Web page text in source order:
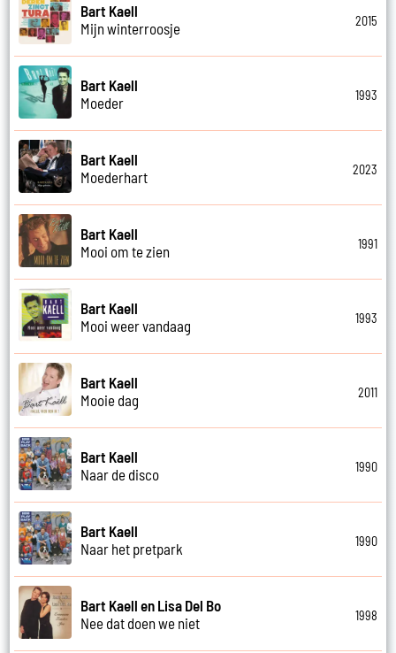
Bart Kaell
Mijn winterroosje
2015
Bart Kaell
Moeder
1993
Bart Kaell
Moederhart
2023
Bart Kaell
Mooi om te zien
1991
Bart Kaell
Mooi weer vandaag
1993
Bart Kaell
Mooie dag
2011
Bart Kaell
Naar de disco
1990
Bart Kaell
Naar het pretpark
1990
Bart Kaell en Lisa Del Bo
Nee dat doen we niet
1998